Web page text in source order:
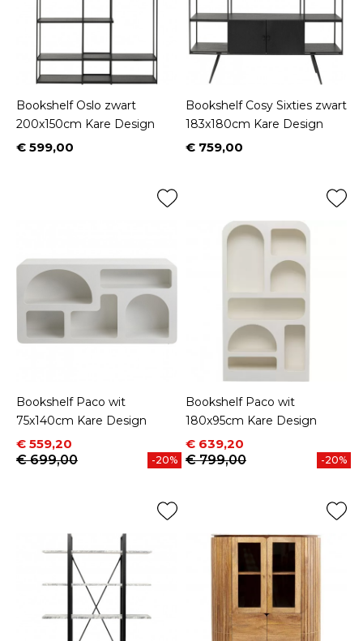
Bookshelf Oslo zwart
200x150cm Kare Design
Prijs
€ 599,00
Bookshelf Cosy Sixties zwart
183x180cm Kare Design
Prijs
€ 759,00
Bookshelf Paco wit
75x140cm Kare Design
Prijs
€ 559,20
Normale prijs
€ 699,00
-20%
Bookshelf Paco wit
180x95cm Kare Design
Prijs
€ 639,20
Normale prijs
€ 799,00
-20%